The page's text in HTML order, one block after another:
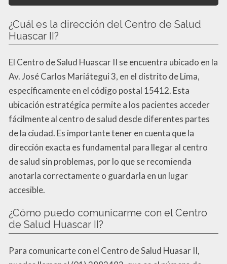
¿Cuál es la dirección del Centro de Salud
Huascar II?
El Centro de Salud Huascar II se encuentra ubicado en la
Av. José Carlos Mariátegui 3, en el distrito de Lima,
específicamente en el código postal 15412. Esta
ubicación estratégica permite a los pacientes acceder
fácilmente al centro de salud desde diferentes partes
de la ciudad. Es importante tener en cuenta que la
dirección exacta es fundamental para llegar al centro
de salud sin problemas, por lo que se recomienda
anotarla correctamente o guardarla en un lugar
accesible.
¿Cómo puedo comunicarme con el Centro
de Salud Huascar II?
Para comunicarte con el Centro de Salud Huasar II,